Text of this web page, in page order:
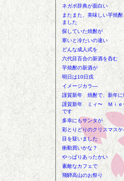
ネガポ辞典が面白い
またまた、美味しい芋焼
ました
探していた焼酎が
寒いと冷たいの違い
どんな成人式を
六代目百合の新酒を呑む
芋焼酎の新酒が
明日は10日戎
イメージカラ―
謹賀新年 焼酎で、新年に
謹賀新年 ミィ〜 Ｍｉ
です
多幸にもサンタが
彩とりどりのクリスマス
目を疑いました
衝動買いかな？
やっぱりあったかい
素敵なカフェで
飛騨高山のお祭り